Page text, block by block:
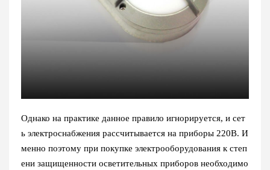
Однако на практике данное правило игнорируется, и сет
ь электроснабжения рассчитывается на приборы 220В. И
менно поэтому при покупке электрооборудования к степ
ени защищенности осветительных приборов необходимо